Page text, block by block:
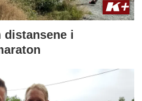
distansene i